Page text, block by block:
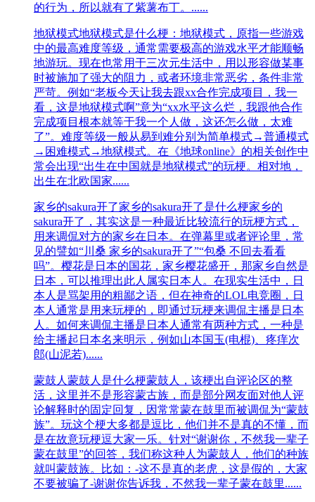
的行为，所以就有了紫薯布丁。......
地狱模式地狱模式是什么梗：地狱模式，原指一些游戏
中的最高难度等级，通常需要极高的游戏水平才能顺畅
地游玩。现在也常用于三次元生活中，用以形容做某事
时被施加了强大的阻力，或者环境非常恶劣，条件非常
严苛。例如“老板今天让我去跟xx合作完成项目，我一
看，这是地狱模式啊”意为“xx水平这么烂，我跟他合作
完成项目根本就等于我一个人做，这还怎么做，太难
了”。难度等级一般从易到难分别为简单模式→普通模式
→困难模式→地狱模式。在《地球online》的相关创作中
常会出现“出生在中国就是地狱模式”的玩梗。相对地，
出生在北欧国家......
家乡的sakura开了家乡的sakura开了是什么梗家乡的
sakura开了，其实这是一种最近比较流行的玩梗方式，
用来调侃对方的家乡在日本。在弹幕里或者评论里，常
见的譬如“川桑 家乡的sakura开了”“包桑 不回去看看
吗”。樱花是日本的国花，家乡樱花盛开，那家乡自然是
日本，可以推理出此人属实日本人。在现实生活中，日
本人是骂架用的粗鄙之语，但在神奇的LOL电竞圈，日
本人通常是用来玩梗的，即通过玩梗来调侃主播是日本
人。如何来调侃主播是日本人通常有两种方式，一种是
给主播起日本名来明示，例如山本国玉(电棍)、疼痒次
郎(山泥若)......
蒙鼓人 蒙鼓人是什么梗蒙鼓人，该梗出自评论区的整
活，这里并不是形容蒙古族，而是部分网友面对他人评
论解释时的固定回复，因常常蒙在鼓里而被调侃为“蒙鼓
族”。玩这个梗大多都是逗比，他们并不是真的不懂，而
是在故意玩梗逗大家一乐。针对“谢谢你，不然我一辈子
蒙在鼓里”的回答，我们称这种人为蒙鼓人，他们的种族
就叫蒙鼓族。比如：-这不是真的老虎，这是假的，大家
不要被骗了-谢谢你告诉我，不然我一辈子蒙在鼓里......